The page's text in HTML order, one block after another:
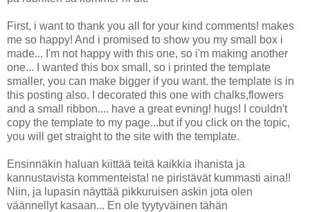
First, i want to thank you all for your kind comments! makes
me so happy! And i promised to show you my small box i
made... I'm not happy with this one, so i'm making another
one... I wanted this box small, so i printed the template
smaller, you can make bigger if you want. the template is in
this posting also. I decorated this one with chalks,flowers
and a small ribbon.... have a great evning! hugs! I couldn't
copy the template to my page...but if you click on the topic,
you will get straight to the site with the template.
Ensinnäkin haluan kiittää teitä kaikkia ihanista ja
kannustavista kommenteista! ne piristävät kummasti aina!!
Niin, ja lupasin näyttää pikkuruisen askin jota olen
väännellyt kasaan... En ole tyytyväinen tähän